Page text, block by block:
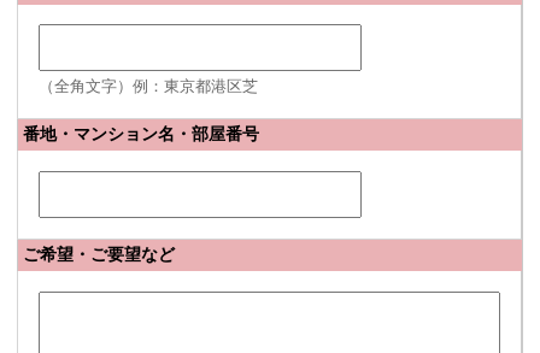
（全角文字）例：東京都港区芝
番地・マンション名・部屋番号
ご希望・ご要望など